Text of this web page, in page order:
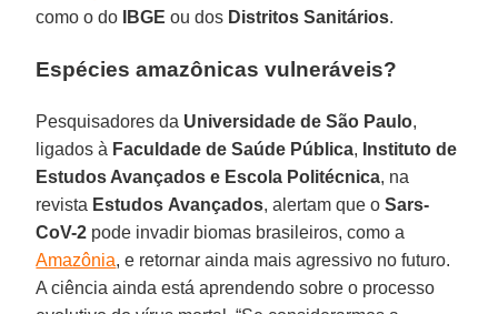
como o do
IBGE ou dos Distritos Sanitários.
Espécies amazônicas vulneráveis?
Pesquisadores da Universidade de São Paulo,
ligados à Faculdade de Saúde Pública, Instituto de
Estudos Avançados e Escola Politécnica, na
revista Estudos Avançados, alertam que oSars-
CoV-2 pode invadir biomas brasileiros, como a
Amazônia, e retornar ainda mais agressivo no futuro.
A ciência ainda está aprendendo sobre o processo